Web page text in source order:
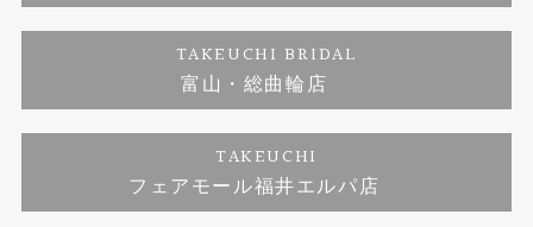
福井工房｜手作り婚約指輪プロポーズプラン
TAKEUCHI BRIDAL
富山・総曲輪店
TAKEUCHI
フェアモール福井エルパ店